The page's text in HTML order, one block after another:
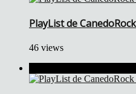
PlayList de
46 views